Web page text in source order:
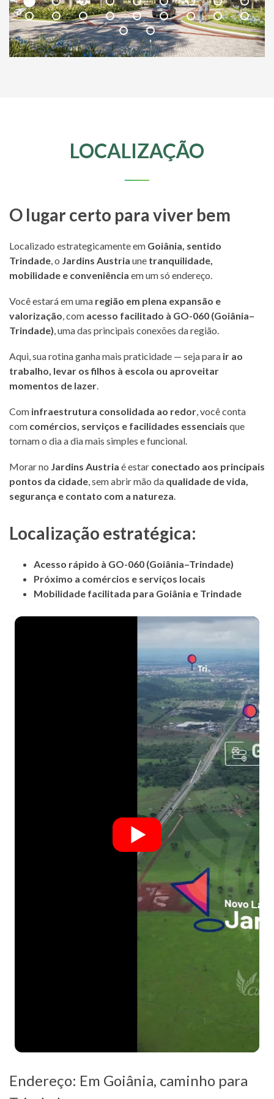
LOCALIZAÇÃO
O lugar certo para viver bem
Localizado estrategicamente em Goiânia, sentido
Trindade, o Jardins Austria une tranquilidade,
mobilidade e conveniência em um só endereço.
Você estará em uma região em plena expansão e
valorização, com acesso facilitado à GO-060 (Goiânia–
Trindade), uma das principais conexões da região.
Aqui, sua rotina ganha mais praticidade — seja para ir ao
trabalho, levar os filhos à escola ou aproveitar
momentos de lazer.
Com infraestrutura consolidada ao redor, você conta
com comércios, serviços e facilidades essenciais que
tornam o dia a dia mais simples e funcional.
Morar no Jardins Austria é estar conectado aos principais
pontos da cidade, sem abrir mão da qualidade de vida,
segurança e contato com a natureza.
Localização estratégica:
Acesso rápido à GO-060 (Goiânia–Trindade)
Próximo a comércios e serviços locais
Mobilidade facilitada para Goiânia e Trindade
Endereço: Em Goiânia, caminho para